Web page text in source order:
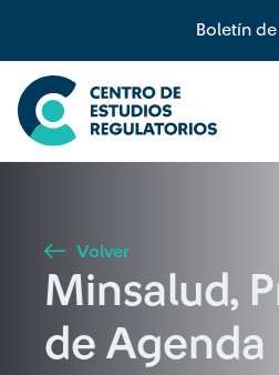
Boletín
Búsqueda
Seleccione país
Buscar
Volver
Minsalud,
de Agenda